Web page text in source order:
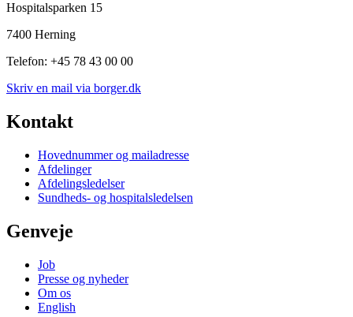
Hospitalsparken 15
7400 Herning
Telefon: +45 78 43 00 00
Skriv en mail via borger.dk
Kontakt
Hovednummer og mailadresse
Afdelinger
Afdelingsledelser
Sundheds- og hospitalsledelsen
Genveje
Job
Presse og nyheder
Om os
English